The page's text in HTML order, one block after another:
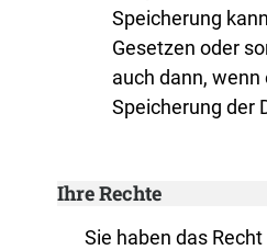
Speicherung
Gesetzen oder
auch dann,
Speicherung der
Ihre Rechte
Sie haben das Recht